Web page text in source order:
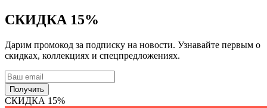
СКИДКА 15%
Дарим промокод за подписку на новости. Узнавайте первым о
скидках, коллекциях и спецпредложениях.
Получить
СКИДКА 15%